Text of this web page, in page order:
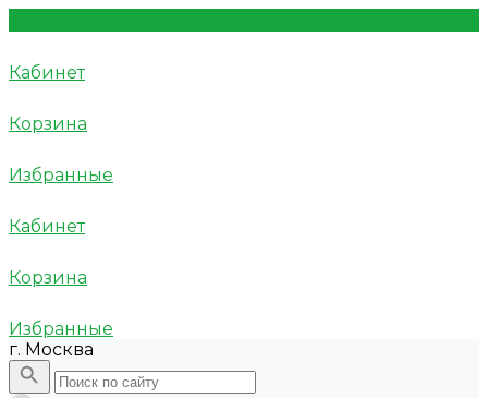
Кабинет
Корзина
Избранные
Кабинет
Корзина
Избранные
г. Москва